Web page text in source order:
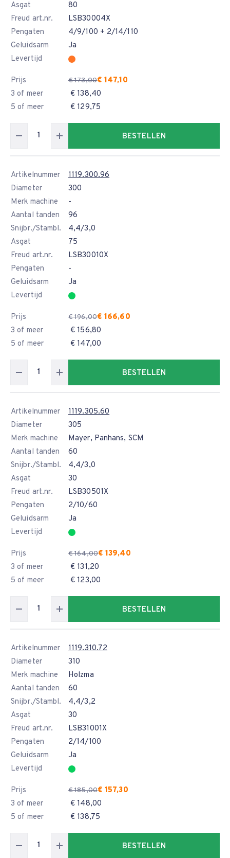
Asgat
80
Freud art.nr.
LSB30004X
Pengaten
4/9/100 + 2/14/110
Geluidsarm
Ja
Levertijd
Prijs € 173,00€ 147,10
3 of meer
€ 138,40
5 of meer
€ 129,75
BESTELLEN
Artikelnummer
1119.300.96
Diameter
300
Merk machine
-
Aantal tanden
96
Snijbr./Stambl.
4,4/3,0
Asgat
75
Freud art.nr.
LSB30010X
Pengaten
-
Geluidsarm
Ja
Levertijd
Prijs € 196,00€ 166,60
3 of meer
€ 156,80
5 of meer
€ 147,00
BESTELLEN
Artikelnummer
1119.305.60
Diameter
305
Merk machine
Mayer, Panhans, SCM
Aantal tanden
60
Snijbr./Stambl.
4,4/3,0
Asgat
30
Freud art.nr.
LSB30501X
Pengaten
2/10/60
Geluidsarm
Ja
Levertijd
Prijs € 164,00€ 139,40
3 of meer
€ 131,20
5 of meer
€ 123,00
BESTELLEN
Artikelnummer
1119.310.72
Diameter
310
Merk machine
Holzma
Aantal tanden
60
Snijbr./Stambl.
4,4/3,2
Asgat
30
Freud art.nr.
LSB31001X
Pengaten
2/14/100
Geluidsarm
Ja
Levertijd
Prijs € 185,00€ 157,30
3 of meer
€ 148,00
5 of meer
€ 138,75
BESTELLEN